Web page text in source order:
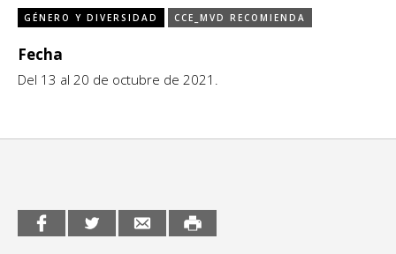
CCE en el interior/libros
Espacio itinerante de lectura infantil
Exposiciones
Formación
Medio Ambiente
GÉNERO Y DIVERSIDAD CCE_MVD RECOMIENDA
Fecha
Del 13 al 20 de octubre de 2021.